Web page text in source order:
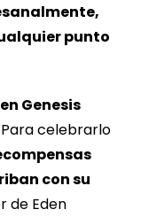
punto
Genesis
Para celebrarlo
con su
de Eden